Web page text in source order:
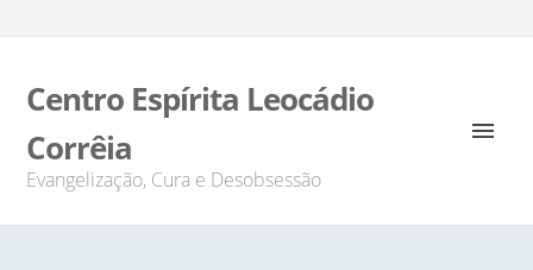
Centro Espírita Leocádio
Corrêia
Evangelização, Cura e Desobsessão